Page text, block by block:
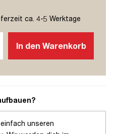
ca. 4-5 Werktage
In den Warenkorb
unseren